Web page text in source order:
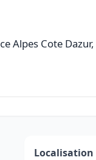
Alpes Cote
Localisation